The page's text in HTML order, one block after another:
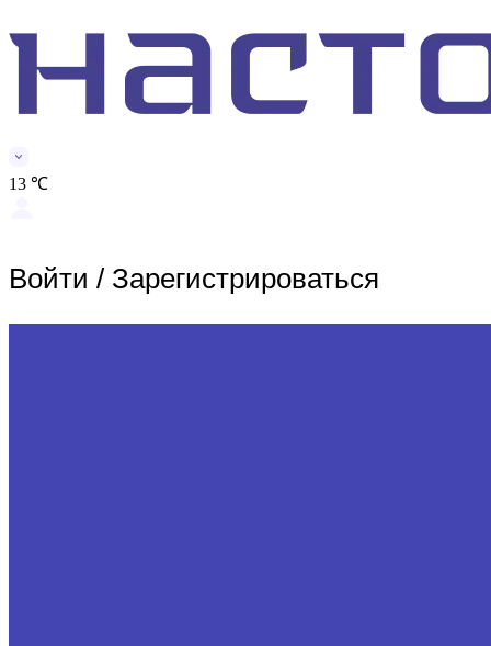
13 ℃
Войти / Зарегистрироваться